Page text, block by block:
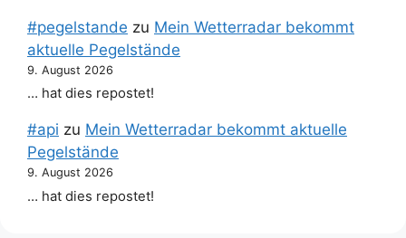
#pegelstande zu Mein Wetterradar bekommt
aktuelle Pegelstände
9. August 2026
… hat dies repostet!
#api zu Mein Wetterradar bekommt aktuelle
Pegelstände
9. August 2026
… hat dies repostet!